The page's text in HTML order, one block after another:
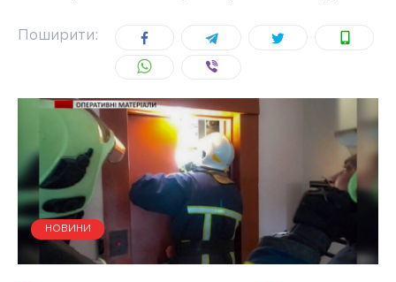
Поширити:
НОВИНИ